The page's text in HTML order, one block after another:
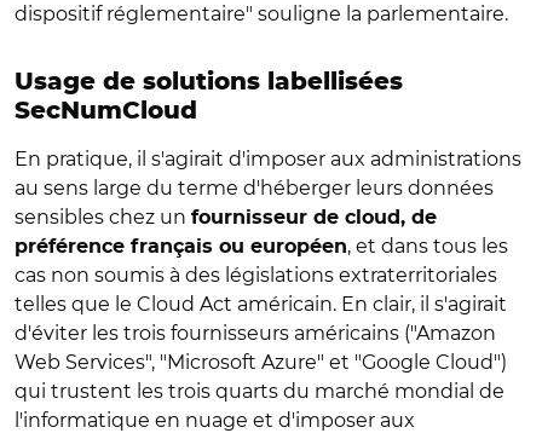
dispositif réglementaire" souligne la parlementaire.
Usage de solutions labellisées
SecNumCloud
En pratique, il s'agirait d'imposer aux administrations
au sens large du terme d'héberger leurs données
sensibles chez un fournisseur de cloud, de
préférence français ou européen, et dans tous les
cas non soumis à des législations extraterritoriales
telles que le Cloud Act américain. En clair, il s'agirait
d'éviter les trois fournisseurs américains ("Amazon
Web Services", "Microsoft Azure" et "Google Cloud")
qui trustent les trois quarts du marché mondial de
l'informatique en nuage et d'imposer aux